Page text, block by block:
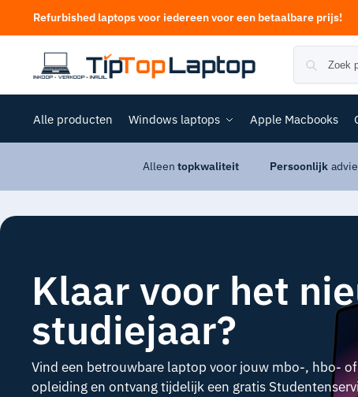
Refurbished laptops voor iedereen voor een betaalbare prijs!
Alle producten Windows laptops Apple Macbooks
Alleen topkwaliteit Persoonlijk
Klaar voor het
studiejaar?
Vind een betrouwbare laptop voor jouw mbo-, hbo-
opleiding en ontvang tijdelijk een gratis